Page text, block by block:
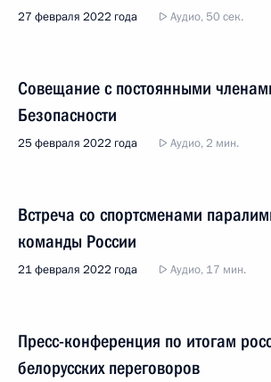
27 февраля 2022 года Аудио, 50 сек.
Совещание с постоянными
Безопасности
25 февраля 2022 года Аудио, 2 мин.
Встреча со спортсменами
команды России
21 февраля 2022 года Аудио, 17 мин.
Пресс-конференция по итогам
белорусских переговоров